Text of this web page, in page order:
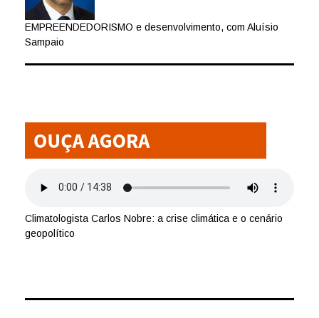
EMPREENDEDORISMO e desenvolvimento, com Aluísio
Sampaio
Climatologista Carlos Nobre: a crise climática e o cenário
geopolítico